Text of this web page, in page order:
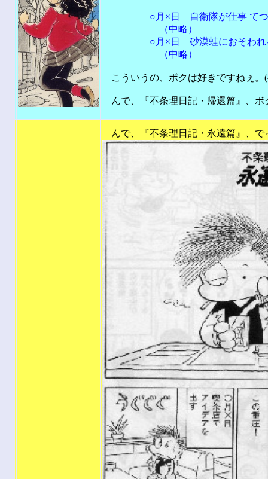
○月×日 自衛隊が仕事 てつだ
（中略）
○月×日 砂漠蛙におそわれ
（中略）
こういうの、ボクは好きですねぇ。
んで、『不条理日記・帰還篇』、ボ
んで、『不条理日記・永遠篇』、で